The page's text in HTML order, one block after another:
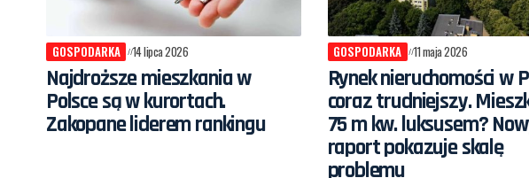
GOSPODARKA 14 lipca 2026
Najdroższe mieszkania w
Polsce są w kurortach.
Zakopane liderem rankingu
GOSPODARKA 11 maja 2026
Rynek nieruchomości w
coraz trudniejszy.
75 m kw. luksusem?
raport pokazuje skalę
problemu